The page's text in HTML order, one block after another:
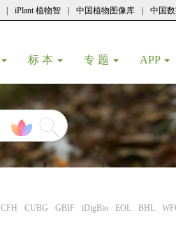
iPlant 植物智 中国植物图像库 中国
标 本 专 题 APP
CFH CUBG GBIF iDigBio EOL BHL